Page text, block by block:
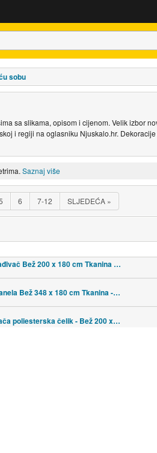
sobu
sa slikama, opisom i cijenom. Velik izbor
i regiji na oglasniku Njuskalo.hr.
Saznaj više
6 7-12 SLJEDEĆA »
5-Panelni Pregrađivač Bež 200 x 180 cm Tkanina - Bež 5
Pregrada sa 2 panela Bež 348 x 180 cm Tkanina - Bež 348 x 180 cm
Pregradna pregača poliesterska čelik - Bež 200 x 200 cm